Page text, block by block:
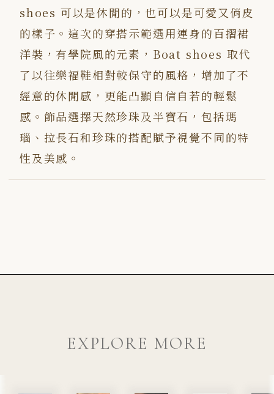
shoes 可以是休閒的，也可以是可愛又俏皮
的樣子。這次的穿搭示範選用連身的百摺裙
洋裝，有學院風的元素，Boat shoes 取代
了以往樂福鞋相對較保守的風格，增加了不
經意的休閒感，更能凸顯自信自若的輕鬆
感。飾品選擇天然珍珠及半寶石，包括瑪
瑙、拉長石和珍珠的搭配賦予視覺不同的特
性及美感。
EXPLORE MORE